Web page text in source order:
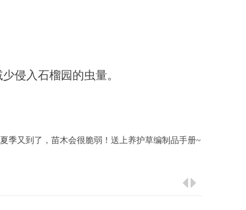
少侵入石榴园的虫量。
夏季又到了，苗木会很脆弱！送上养护草编制品手册~